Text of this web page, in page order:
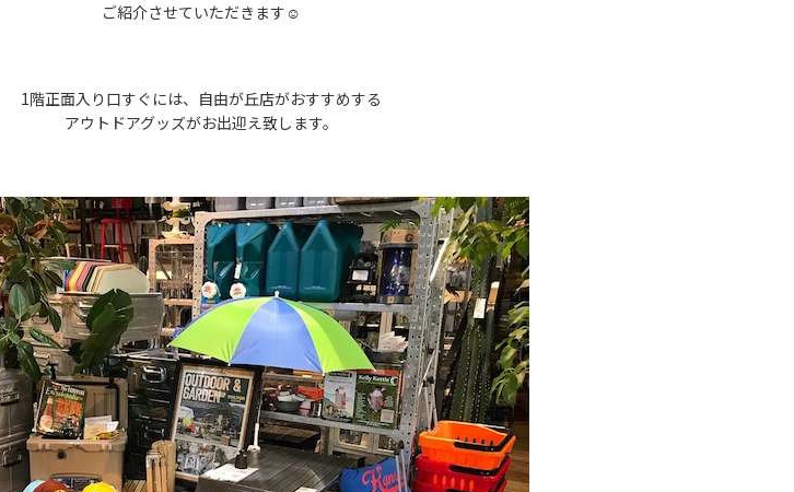
ご紹介させていただきます☺︎
1階正面入り口すぐには、自由が丘店がおすすめする
アウトドアグッズがお出迎え致します。